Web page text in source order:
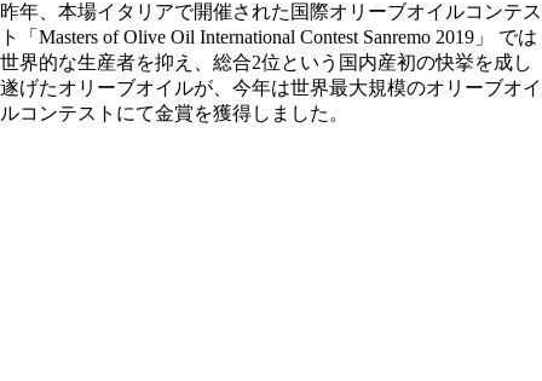
昨年、本場イタリアで開催された国際オリーブオイルコンテス
ト「Masters of Olive Oil International Contest Sanremo 2019」 では
世界的な生産者を抑え、総合2位という国内産初の快挙を成し
遂げたオリーブオイルが、今年は世界最大規模のオリーブオイ
ルコンテストにて金賞を獲得しました。